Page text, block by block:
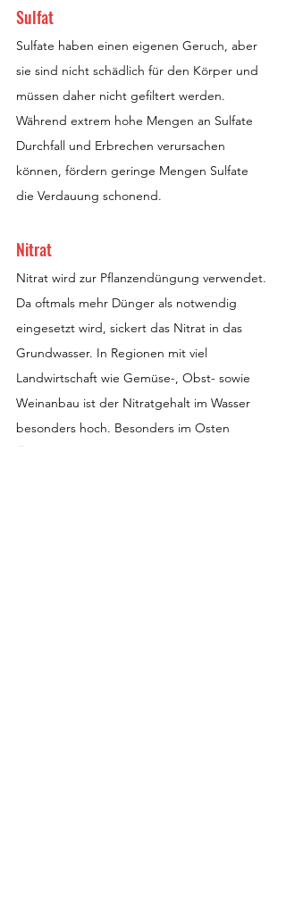
Sulfat
Sulfate haben einen eigenen Geruch, aber
sie sind nicht schädlich für den Körper und
müssen daher nicht gefiltert werden.
Während extrem hohe Mengen an Sulfate
Durchfall und Erbrechen verursachen
können, fördern geringe Mengen Sulfate
die Verdauung schonend.
Nitrat
Nitrat wird zur Pflanzendüngung verwendet.
Da oftmals mehr Dünger als notwendig
eingesetzt wird, sickert das Nitrat in das
Grundwasser. In Regionen mit viel
Landwirtschaft wie Gemüse-, Obst- sowie
Weinanbau ist der Nitratgehalt im Wasser
besonders hoch. Besonders im Osten